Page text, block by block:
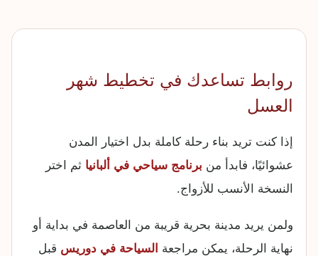
روابط تساعدك في تخطيط شهر
العسل
إذا كنت تريد بناء رحلة كاملة بدل اختيار المدن
عشوائيًا، فابدأ من برنامج سياحي في ألبانيا ثم اختر
النسخة الأنسب للأزواج.
ولمن يريد مدينة بحرية قريبة من العاصمة في بداية أو
نهاية الرحلة، يمكن مراجعة السياحة في دوريس قبل